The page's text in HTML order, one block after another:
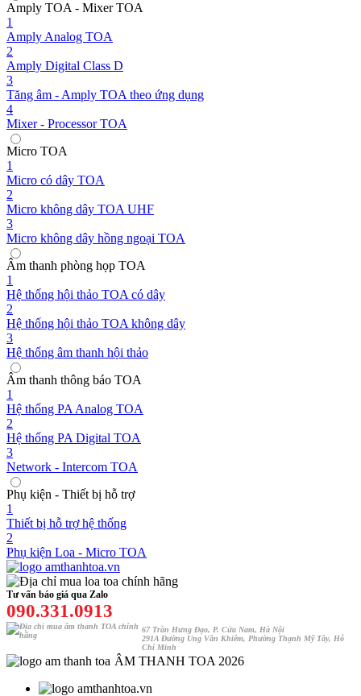
Amply TOA - Mixer TOA
1
Amply Analog TOA
2
Amply Digital Class D
3
Tăng âm - Amply TOA theo ứng dụng
4
Mixer - Processor TOA
Micro TOA
1
Micro có dây TOA
2
Micro không dây TOA UHF
3
Micro không dây hồng ngoại TOA
Âm thanh phòng họp TOA
1
Hệ thống hội thảo TOA có dây
2
Hệ thống hội thảo TOA không dây
3
Hệ thống âm thanh hội thảo
Âm thanh thông báo TOA
1
Hệ thống PA Analog TOA
2
Hệ thống PA Digital TOA
3
Network - Intercom TOA
Phụ kiện - Thiết bị hỗ trợ
1
Thiết bị hỗ trợ hệ thống
2
Phụ kiện Loa - Micro TOA
Tư vấn báo giá qua Zalo
090.331.0913
67 Trần Hưng Đạo, P. Cửa Nam, Hà Nội
291A Đường Ung Văn Khiêm, Phường Thạnh Mỹ Tây, Hỗ
Chí Minh
ÂM THANH TOA 2026